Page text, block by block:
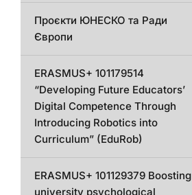
Проєкти ЮНЕСКО та Ради
Європи
ERASMUS+ 101179514
“Developing Future Educators’
Digital Competence Through
Introducing Robotics into
Curriculum” (EduRob)
ERASMUS+ 101129379 Boosting
university psychological